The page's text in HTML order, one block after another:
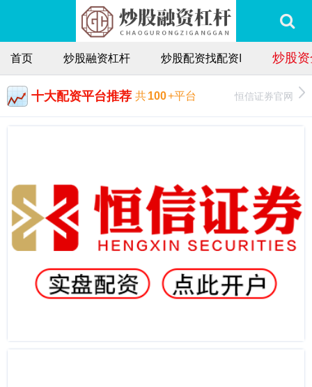
首页 炒股融资杠杆 炒股配资找配资I 炒股
十大配资平台推荐 共100+平台 恒信证券官网